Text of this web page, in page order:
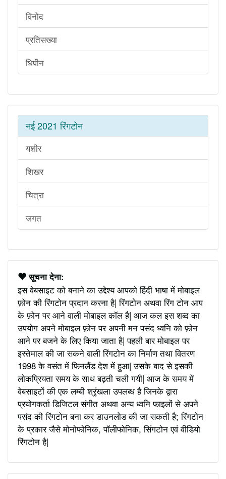
विनोद
प्रतिसख्या
धिपीन
नई 2021 रिंगटोन
यशीर
शिखर
चित्रा
जगत
सूचना देना:
इस वेबसाइट को बनाने का उद्देश्य आपको हिंदी भाषा में मोबाइल
फ़ोन की रिंगटोन प्रदान करना है| रिंगटोन अथवा रिंग टोन आप
के फ़ोन पर आने वाली मोबाइल कॉल है| आज कल इस शब्द का
उपयोग अपने मोबाइल फ़ोन पर अपनी मन पसंद ध्वनि को फ़ोन
आने पर बजने के लिए किया जाता है| पहली बार मोबाइल पर
इस्तेमाल की जा सकने वाली रिंगटोन का निर्माण तथा वितरण
1998 के वसंत में फिनलैंड देश में हुआ| उसके बाद से इसकी
लोकप्रियता समय के साथ बढ़ती चली गयी| आज के समय में
वेबसाइटों की एक लम्बी श्रृंखला उपलब्ध है जिनके द्वारा
प्रयोगकर्ता डिजिटल संगीत अथवा अन्य ध्वनि फाइलों से अपने
पसंद की रिंगटोन बना कर डाउनलोड की जा सकती है; रिंगटोन
के प्रकार जैसे मोनोफोनिक, पॉलीफोनिक, सिंगटोन एवं वीडियो
रिंगटोन है|